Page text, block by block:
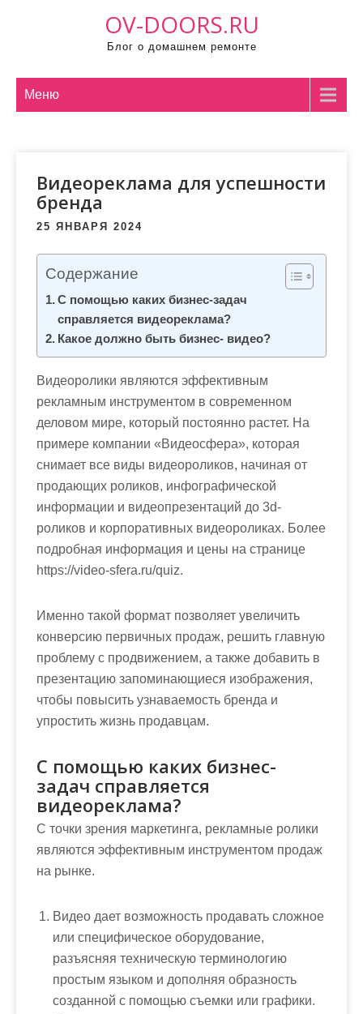
OV-DOORS.RU
Блог о домашнем ремонте
Меню
Видеореклама для успешности
бренда
25 ЯНВАРЯ 2024
Содержание
С помощью каких бизнес-задач
справляется видеореклама?
Какое должно быть бизнес- видео?
Видеоролики являются эффективным
рекламным инструментом в современном
деловом мире, который постоянно растет. На
примере компании «Видеосфера», которая
снимает все виды видеороликов, начиная от
продающих роликов, инфографической
информации и видеопрезентаций до 3d-
роликов и корпоративных видеороликах. Более
подробная информация и цены на странице
https://video-sfera.ru/quiz.
Именно такой формат позволяет увеличить
конверсию первичных продаж, решить главную
проблему с продвижением, а также добавить в
презентацию запоминающиеся изображения,
чтобы повысить узнаваемость бренда и
упростить жизнь продавцам.
С помощью каких бизнес-
задач справляется
видеореклама?
С точки зрения маркетинга, рекламные ролики
являются эффективным инструментом продаж
на рынке.
Видео дает возможность продавать сложное
или специфическое оборудование,
разъясняя техническую терминологию
простым языком и дополняя образность
созданной с помощью съемки или графики.